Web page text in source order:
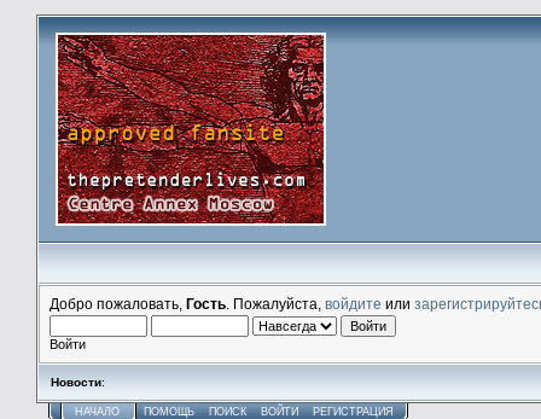
Добро пожаловать, Гость . Пожалуйста, войдите или
Войти
Новости:
НАЧАЛО ПОМОЩЬ ПОИСК ВОЙТИ РЕГИСТРАЦИЯ